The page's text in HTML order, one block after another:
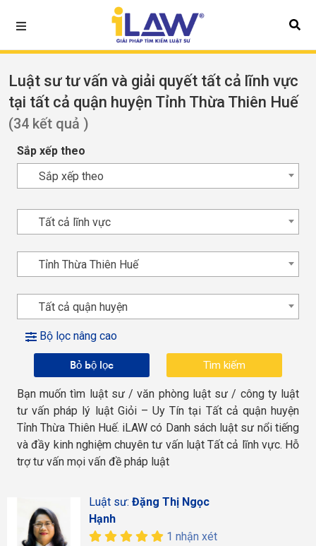
Luật sư tư vấn và giải quyết tất cả lĩnh vực
tại tất cả quận huyện Tỉnh Thừa Thiên Huế
(34 kết quả )
Sắp xếp theo
Sắp xếp theo
Tất cả lĩnh vực
Tỉnh Thừa Thiên Huế
Tất cả quận huyện
Bộ lọc nâng cao
Bỏ bộ lọc
Bạn muốn tìm luật sư / văn phòng luật sư / công ty luật
tư vấn pháp lý luật Giỏi – Uy Tín tại Tất cả quận huyện
Tỉnh Thừa Thiên Huế. iLAW có Danh sách luật sư nổi tiếng
và đầy kinh nghiệm chuyên tư vấn luật Tất cả lĩnh vực. Hỗ
trợ tư vấn mọi vấn đề pháp luật
Luật sư: Đặng Thị Ngọc
Hạnh
1 nhận xét